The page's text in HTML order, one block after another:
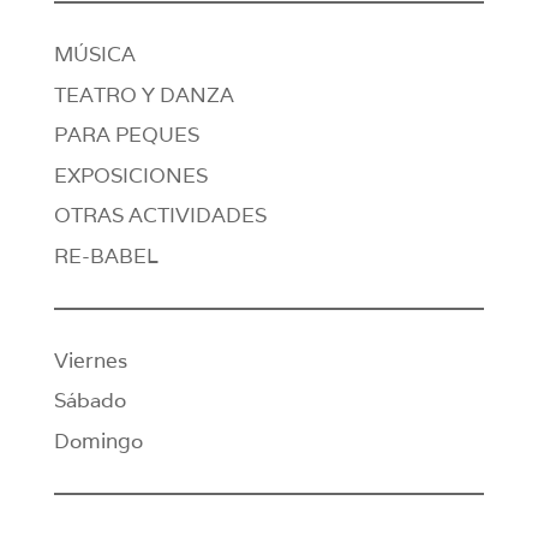
MÚSICA
TEATRO Y DANZA
PARA PEQUES
EXPOSICIONES
OTRAS ACTIVIDADES
RE-BABEL
Viernes
Sábado
Domingo